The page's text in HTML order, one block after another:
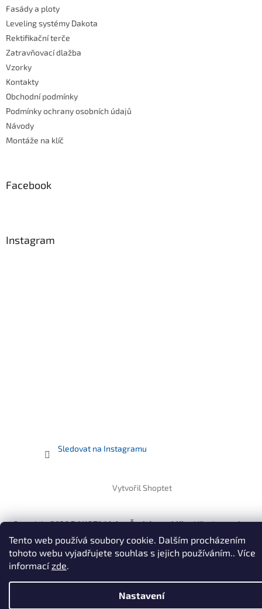
Tento web používá soubory cookie. Dalším procházením
tohoto webu vyjadřujete souhlas s jejich používáním.. Více
informacízde.
Nastavení
Fasády a ploty
Leveling systémy Dakota
Rektifikační terče
Zatravňovací dlažba
Vzorky
Kontakty
Obchodní podmínky
Podmínky ochrany osobních údajů
Návody
Montáže na klíč
Facebook
Instagram
Sledovat na Instagramu
Vytvořil Shoptet
Copyright 2026DAKOTA Living Česká republika. Všechna práva
vyhrazena. Upravit nastavení cookies